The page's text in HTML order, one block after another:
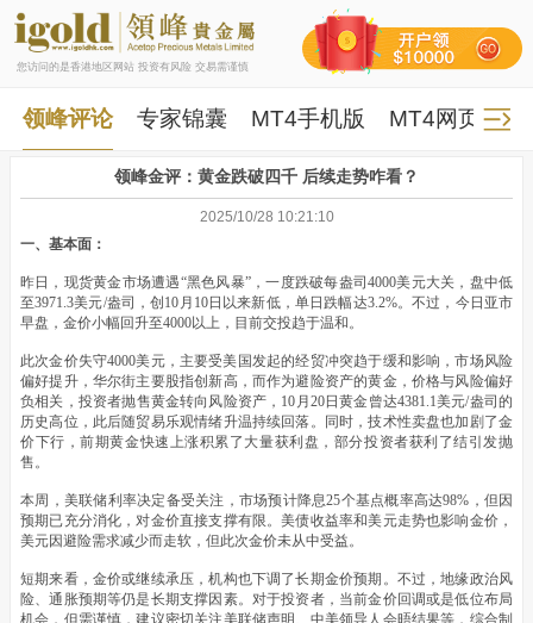
您访问的是香港地区网站 投资有风险 交易需谨慎
领峰评论 专家锦囊 MT4手机版 MT4网页版
领峰金评：黄金跌破四千 后续走势咋看？
2025/10/28 10:21:10
一、基本面：
昨日，现货黄金市场遭遇“黑色风暴”，一度跌破每盎司4000美元大关，盘中低
至3971.3美元/盎司，创10月10日以来新低，单日跌幅达3.2%。不过，今日亚市
早盘，金价小幅回升至4000以上，目前交投趋于温和。
此次金价失守4000美元，主要受美国发起的经贸冲突趋于缓和影响，市场风险
偏好提升，华尔街主要股指创新高，而作为避险资产的黄金，价格与风险偏好
负相关，投资者抛售黄金转向风险资产，10月20日黄金曾达4381.1美元/盎司的
历史高位，此后随贸易乐观情绪升温持续回落。同时，技术性卖盘也加剧了金
价下行，前期黄金快速上涨积累了大量获利盘，部分投资者获利了结引发抛
售。
本周，美联储利率决定备受关注，市场预计降息25个基点概率高达98%，但因
预期已充分消化，对金价直接支撑有限。美债收益率和美元走势也影响金价，
美元因避险需求减少而走软，但此次金价未从中受益。
短期来看，金价或继续承压，机构也下调了长期金价预期。不过，地缘政治风
险、通胀预期等仍是长期支撑因素。对于投资者，当前金价回调或是低位布局